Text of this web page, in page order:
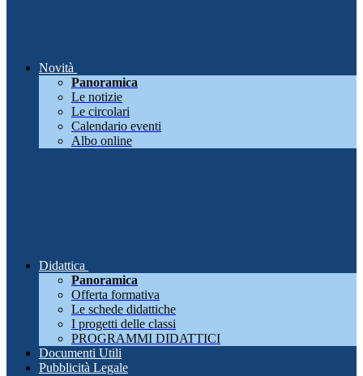
Novità
Panoramica
Le notizie
Le circolari
Calendario eventi
Albo online
Didattica
Panoramica
Offerta formativa
Le schede didattiche
I progetti delle classi
PROGRAMMI DIDATTICI
Documenti Utili
Pubblicità Legale